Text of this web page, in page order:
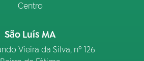
Centro
São Luís MA
Vieira da Silva, nº 126